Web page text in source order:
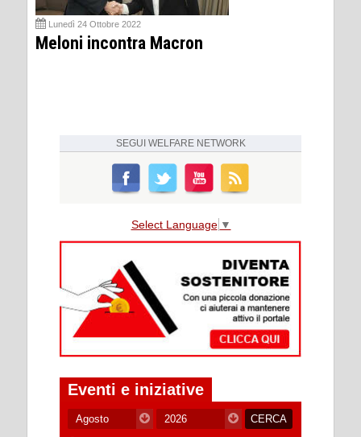
Lunedì 24 Ottobre 2022
Meloni incontra Macron
SEGUI WELFARE NETWORK
Select Language ▼
Eventi e iniziative